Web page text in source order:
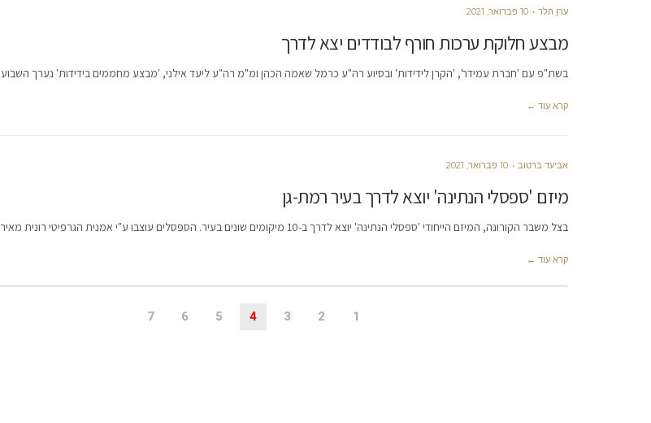
ערן הלר 10 פברואר, 2021
מבצע חלוקת ערכות חורף לבודדים יצא לדרך
בשת"פ עם 'חברת עמידר', 'הקרן לידידות' ובסיוע רה"ע כרמל שאמה הכהן ומ"מ רה"ע ליעד אילני, 'מבצע מחממים בידידות' נערך השבוע
קרא עוד ←
אביעד ברטוב 10 פברואר, 2021
מיזם 'ספסלי הנתינה' יוצא לדרך בעיר רמת-גן
בצל משבר הקורונה, המיזם הייחודי 'ספסלי הנתינה' יוצא לדרך ב-10 מיקומים שונים בעיר. הספסלים עוצבו ע"י אמנית הגרפיטי רונית מאירי
קרא עוד ←
1
2
3
4
5
6
7